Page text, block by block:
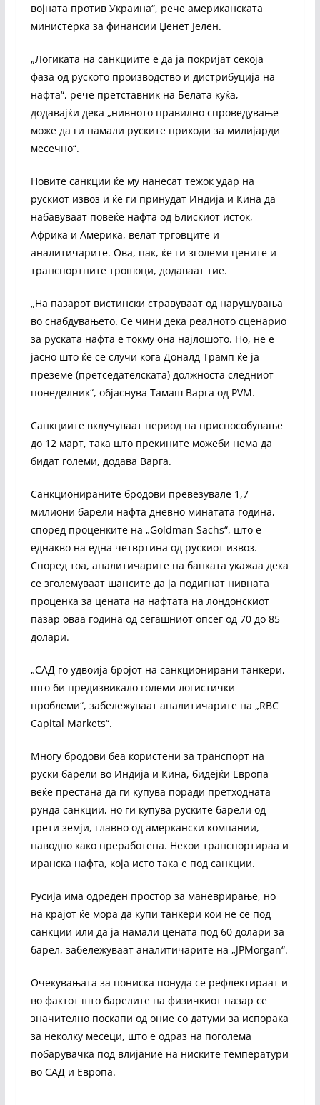
војната против Украина“, рече американската
министерка за финансии Џенет Јелен.
„Логиката на санкциите е да ја покријат секоја
фаза од руското производство и дистрибуција на
нафта“, рече претставник на Белата куќа,
додавајќи дека „нивното правилно спроведување
може да ги намали руските приходи за милијарди
месечно“.
Новите санкции ќе му нанесат тежок удар на
рускиот извоз и ќе ги принудат Индија и Кина да
набавуваат повеќе нафта од Блискиот исток,
Африка и Америка, велат трговците и
аналитичарите. Ова, пак, ќе ги зголеми цените и
транспортните трошоци, додаваат тие.
„На пазарот вистински стравуваат од нарушувања
во снабдувањето. Се чини дека реалното сценарио
за руската нафта е токму она најлошото. Но, не е
јасно што ќе се случи кога Доналд Трамп ќе ја
преземе (претседателската) должноста следниот
понеделник“, објаснува Тамаш Варга од PVM.
Санкциите вклучуваат период на приспособување
до 12 март, така што прекините можеби нема да
бидат големи, додава Варга.
Санкционираните бродови превезувале 1,7
милиони барели нафта дневно минатата година,
според проценките на „Goldman Sachs“, што е
еднакво на една четвртина од рускиот извоз.
Според тоа, аналитичарите на банката укажаа дека
се зголемуваат шансите да ја подигнат нивната
проценка за цената на нафтата на лондонскиот
пазар оваа година од сегашниот опсег од 70 до 85
долари.
„САД го удвоија бројот на санкционирани танкери,
што би предизвикало големи логистички
проблеми“, забележуваат аналитичарите на „RBC
Capital Markets“.
Многу бродови беа користени за транспорт на
руски барели во Индија и Кина, бидејќи Европа
веќе престана да ги купува поради претходната
рунда санкции, но ги купува руските барели од
трети земји, главно од амеркански компании,
наводно како преработена. Некои транспортираа и
иранска нафта, која исто така е под санкции.
Русија има одреден простор за маневрирање, но
на крајот ќе мора да купи танкери кои не се под
санкции или да ја намали цената под 60 долари за
барел, забележуваат аналитичарите на „JPMorgan“.
Очекувањата за пониска понуда се рефлектираат и
во фактот што барелите на физичкиот пазар се
значително поскапи од оние со датуми за испорака
за неколку месеци, што е одраз на поголема
побарувачка под влијание на ниските температури
во САД и Европа.